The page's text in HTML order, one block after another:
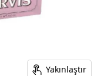
Yakınlaştır